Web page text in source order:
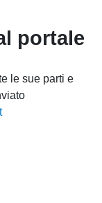
portale
le sue parti e